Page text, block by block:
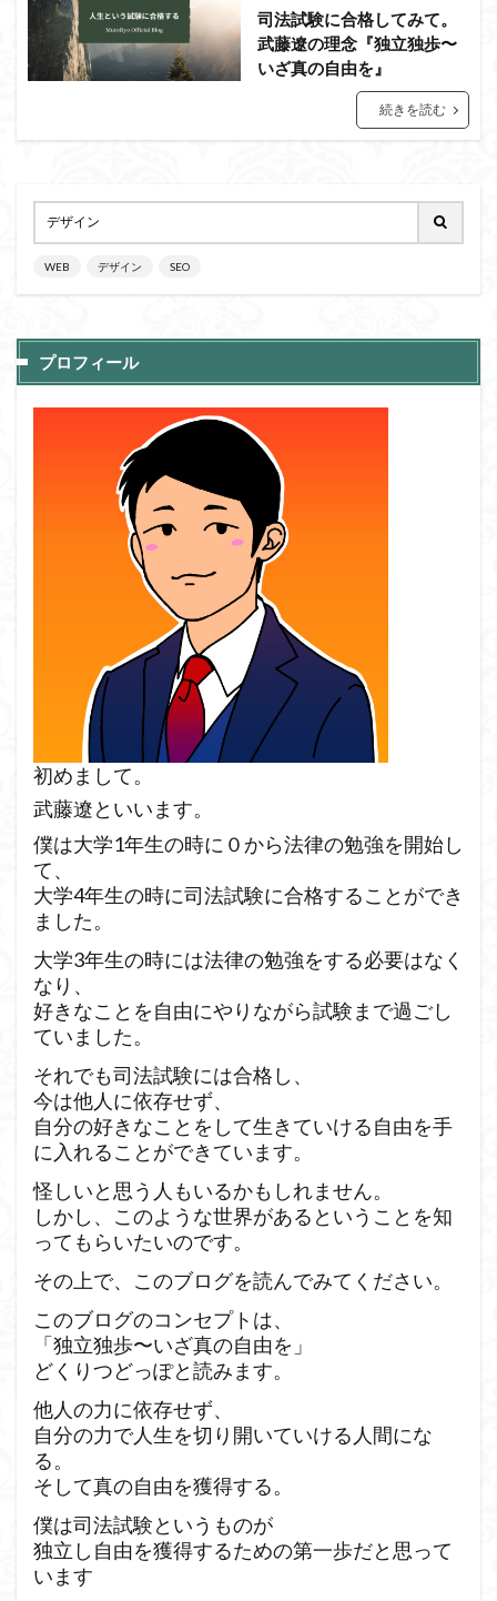
司法試験に合格してみて。
武藤遼の理念『独立独歩〜
いざ真の自由を』
続きを読む
WEB デザイン SEO
プロフィール
初めまして。
武藤遼といいます。
僕は大学1年生の時に０から法律の勉強を開始し
て、
大学4年生の時に司法試験に合格することができ
ました。
大学3年生の時には法律の勉強をする必要はなく
なり、
好きなことを自由にやりながら試験まで過ごし
ていました。
それでも司法試験には合格し、
今は他人に依存せず、
自分の好きなことをして生きていける自由を手
に入れることができています。
怪しいと思う人もいるかもしれません。
しかし、このような世界があるということを知
ってもらいたいのです。
その上で、このブログを読んでみてください。
このブログのコンセプトは、
「独立独歩〜いざ真の自由を」
どくりつどっぽと読みます。
他人の力に依存せず、
自分の力で人生を切り開いていける人間にな
る。
そして真の自由を獲得する。
僕は司法試験というものが
独立し自由を獲得するための第一歩だと思って
います